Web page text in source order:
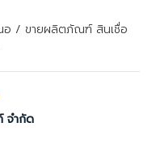
อ / ขายผลิตภัณฑ์ สินเชื่อ
จำกัด